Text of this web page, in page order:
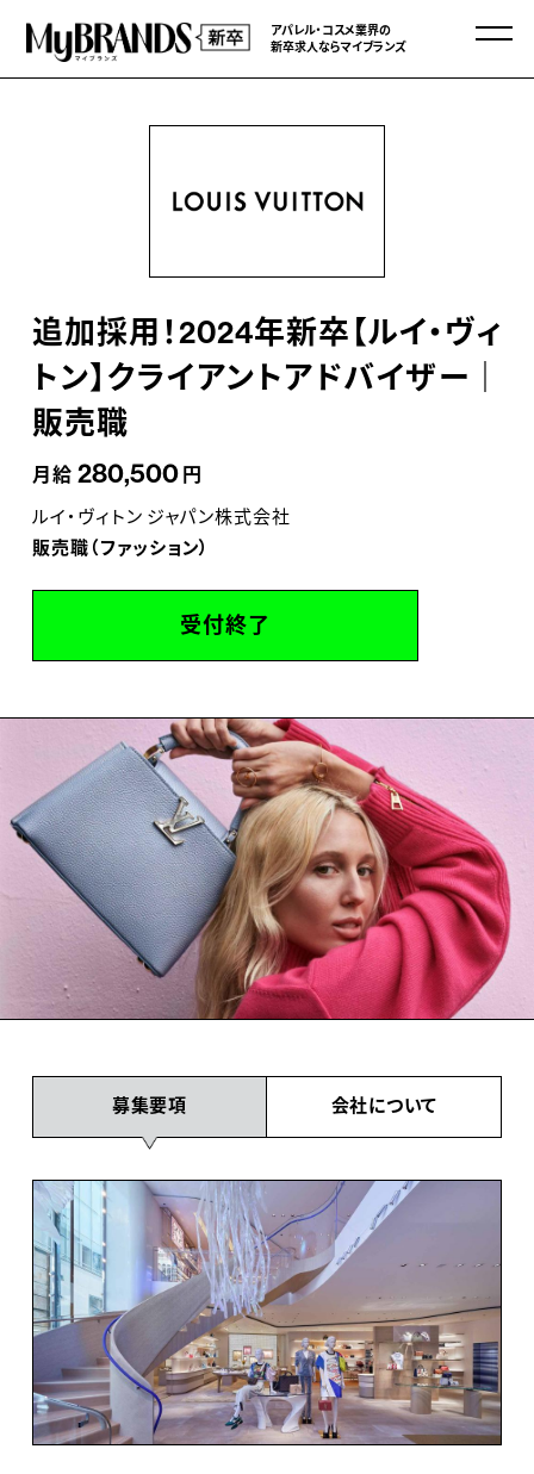
アパレル・コスメ業界の
新卒求人ならマイブランズ
追加採用！2024年新卒【ルイ・ヴィ
トン】クライアントアドバイザー｜
販売職
月給 280,500 円
ルイ・ヴィトン ジャパン株式会社
販売職（ファッション）
受付終了
募集要項 会社について